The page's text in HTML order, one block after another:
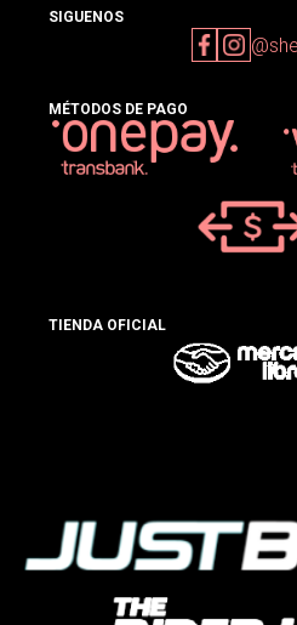
SIGUENOS
MÉTODOS DE PAGO
TIENDA OFICIAL